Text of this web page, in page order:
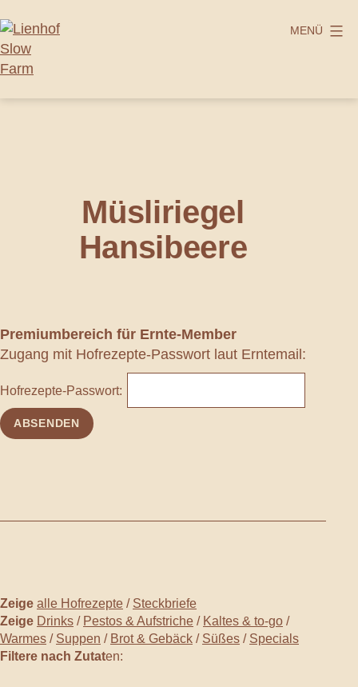
Inhalt
springen
MENÜ
Müsliriegel
Hansibeere
Premiumbereich für Ernte-Member
Zugang mit Hofrezepte-Passwort laut Erntemail:
Hofrezepte-Passwort:
Zeige alle Hofrezepte / Steckbriefe
Zeige Drinks / Pestos & Aufstriche / Kaltes & to-go /
Warmes / Suppen / Brot & Gebäck / Süßes / Specials
Filtere nach Zutaten: